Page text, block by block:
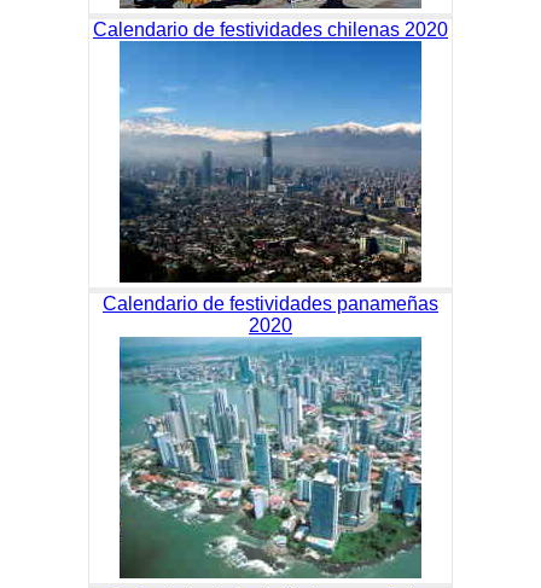
Calendario de festividades chilenas 2020
Calendario de festividades panameñas
2020